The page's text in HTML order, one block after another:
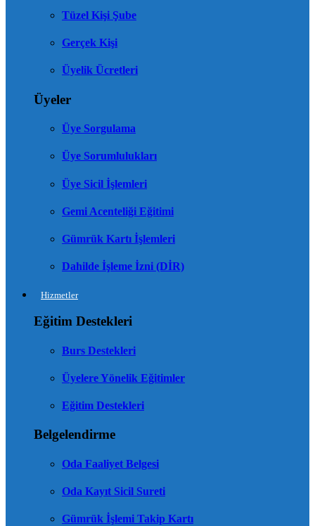
Tüzel Kişi Şube
Gerçek Kişi
Üyelik Ücretleri
Üyeler
Üye Sorgulama
Üye Sorumlulukları
Üye Sicil İşlemleri
Gemi Acenteliği Eğitimi
Gümrük Kartı İşlemleri
Dahilde İşleme İzni (DİR)
Hizmetler
Eğitim Destekleri
Burs Destekleri
Üyelere Yönelik Eğitimler
Eğitim Destekleri
Belgelendirme
Oda Faaliyet Belgesi
Oda Kayıt Sicil Sureti
Gümrük İşlemi Takip Kartı